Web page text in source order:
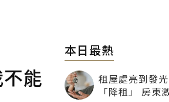
能
本日最熱
租屋處亮到發
「降租」 房東